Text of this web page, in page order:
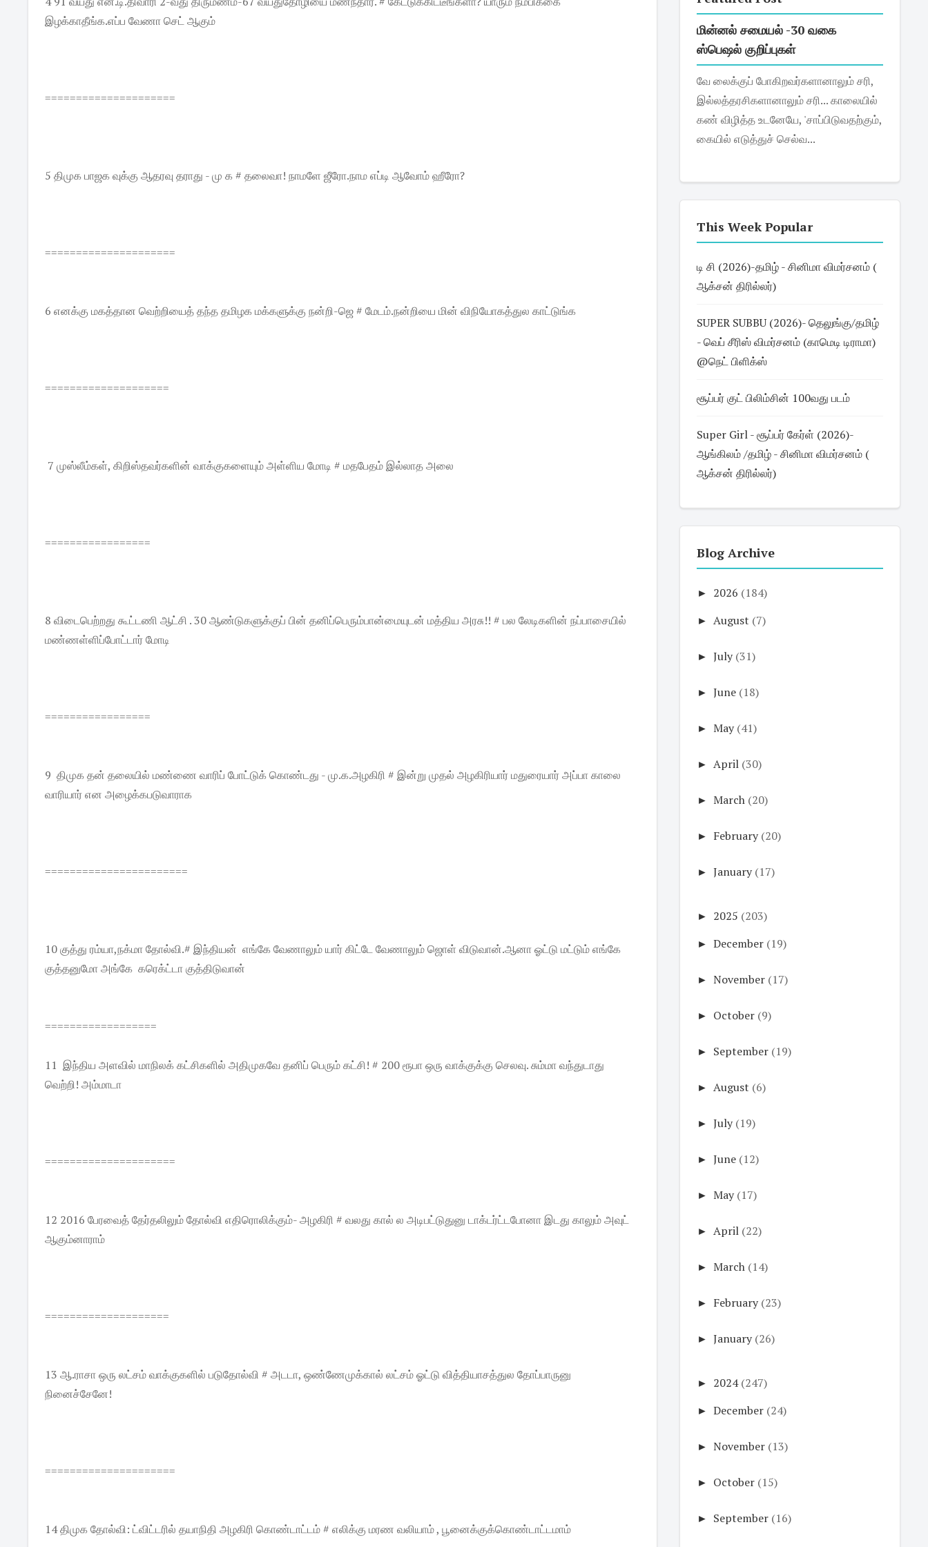
இழக்காதீங்க.எப்ப வேணா செட் ஆகும்
=====================
5 திமுக பாஜக வுக்கு ஆதரவு தராது - மு க # தலைவா! நாமளே ஜீரோ.நாம எப்டி ஆவோம் ஹீரோ?
=====================
6 எனக்கு மகத்தான வெற்றியைத் தந்த தமிழக மக்களுக்கு நன்றி-ஜெ # மேடம்.நன்றியை மின் விநியோகத்துல காட்டுங்க
====================
7 முஸ்லீம்கள், கிறிஸ்தவர்களின் வாக்குகளையும் அள்ளிய மோடி # மதபேதம் இல்லாத அலை
=================
8 விடைபெற்றது கூட்டணி ஆட்சி . 30 ஆண்டுகளுக்குப் பின் தனிப்பெரும்பான்மையுடன் மத்திய அரசு!! # பல லேடிகளின் நப்பாசையில்
மண்ணள்ளிப்போட்டார் மோடி
=================
9 திமுக தன் தலையில் மண்ணை வாரிப் போட்டுக் கொண்டது - மு.க.அழகிரி # இன்று முதல் அழகிரியார் மதுரையார் அப்பா காலை
வாரியார் என அழைக்கபடுவாராக
=======================
10 குத்து ரம்யா,நக்மா தோல்வி.# இந்தியன் எங்கே வேணாலும் யார் கிட்டே வேணாலும் ஜொள் விடுவான்.ஆனா ஓட்டு மட்டும் எங்கே
குத்தனுமோ அங்கே கரெக்ட்டா குத்திடுவான்
==================
11 இந்திய அளவில் மாநிலக் கட்சிகளில் அதிமுகவே தனிப் பெரும் கட்சி! # 200 ரூபா ஒரு வாக்குக்கு செலவு. சும்மா வந்துடாது
வெற்றி! அம்மாடா
=====================
12 2016 பேரவைத் தேர்தலிலும் தோல்வி எதிரொலிக்கும்- அழகிரி # வலது கால் ல அடிபட்டுதுனு டாக்டர்ட்டபோனா இடது காலும் அவுட்
ஆகும்னாராம்
====================
13 ஆ.ராசா ஒரு லட்சம் வாக்குகளில் படுதோல்வி # அடடா, ஒண்ணேமுக்கால் லட்சம் ஓட்டு வித்தியாசத்துல தோப்பாருனு
நினைச்சேனே!
=====================
14 திமுக தோல்வி: ட்விட்டரில் தயாநிதி அழகிரி கொண்டாட்டம் # எலிக்கு மரண வலியாம் , பூனைக்குக்கொண்டாட்டமாம்
மின்னல் சமையல் -30 வகை
ஸ்பெஷல் குறிப்புகள்
வே லைக்குப் போகிறவர்களானாலும் சரி,
இல்லத்தரசிகளானாலும் சரி... காலையில்
கண் விழித்த உடனேயே, 'சாப்பிடுவதற்கும்,
கையில் எடுத்துச் செல்வ...
This Week Popular
டி சி (2026)-தமிழ் - சினிமா விமர்சனம் (
ஆக்சன் திரில்லர்)
SUPER SUBBU (2026)- தெலுங்கு/தமிழ்
- வெப் சீரிஸ் விமர்சனம் (காமெடி டிராமா)
@நெட் பிளிக்ஸ்
சூப்பர் குட் பிலிம்சின் 100வது படம்
Super Girl - சூப்பர் கேர்ள் (2026)-
ஆங்கிலம் /தமிழ் - சினிமா விமர்சனம் (
ஆக்சன் திரில்லர்)
Blog Archive
► 2026 (184)
► August (7)
► July (31)
► June (18)
► May (41)
► April (30)
► March (20)
► February (20)
► January (17)
► 2025 (203)
► December (19)
► November (17)
► October (9)
► September (19)
► August (6)
► July (19)
► June (12)
► May (17)
► April (22)
► March (14)
► February (23)
► January (26)
► 2024 (247)
► December (24)
► November (13)
► October (15)
► September (16)